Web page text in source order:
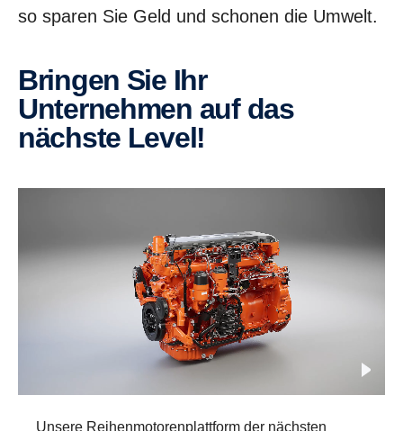
so sparen Sie Geld und schonen die Umwelt.
Bringen Sie Ihr
Unternehmen auf das
nächste Level!
Unsere Reihenmotorenplattform der nächsten